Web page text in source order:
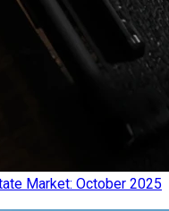
Market: October 2025